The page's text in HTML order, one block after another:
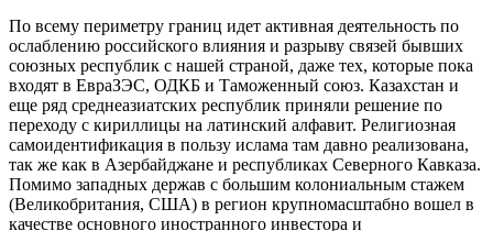
По всему периметру границ идет активная деятельность по
ослаблению российского влияния и разрыву связей бывших
союзных республик с нашей страной, даже тех, которые пока
входят в ЕвраЗЭС, ОДКБ и Таможенный союз. Казахстан и
еще ряд среднеазиатских республик приняли решение по
переходу с кириллицы на латинский алфавит. Религиозная
самоидентификация в пользу ислама там давно реализована,
так же как в Азербайджане и республиках Северного Кавказа.
Помимо западных держав с большим колониальным стажем
(Великобритания, США) в регион крупномасштабно вошел в
качестве основного иностранного инвестора и